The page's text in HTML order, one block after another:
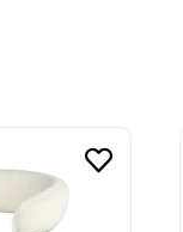
89 см